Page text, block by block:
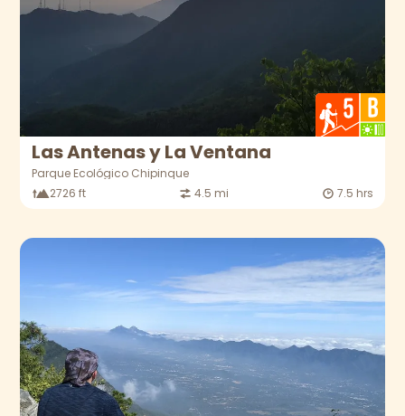
Las Antenas y La Ventana
Parque Ecológico Chipinque
2726 ft
4.5 mi 7.5 hrs